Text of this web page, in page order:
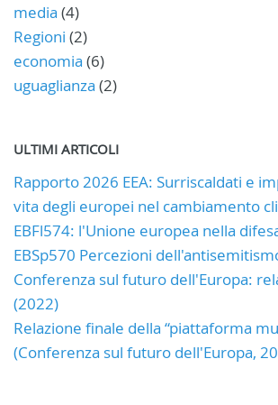
media (4)
Regioni (2)
economia (6)
uguaglianza (2)
ULTIMI ARTICOLI
Rapporto 2026 EEA: Surriscaldati e
vita degli europei nel cambiamento
EBFl574: l'Unione europea nella
EBSp570 Percezioni
Conferenza sul futuro dell'Europa:
(2022)
Relazione finale della “piattaforma
(Conferenza sul futuro dell'Europa,